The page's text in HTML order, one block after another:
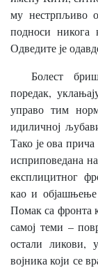
му нестрпљиво
подноси
Одведите је
Болест
поредак,
управо тим
идиличној
Тако је ова
исприповедана
експлицитног
као и
Помак са фронта
самој теми –
остали ликови,
војника који се